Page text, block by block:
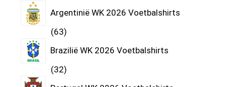
Argentinië WK 2026 Voetbalshirts
63
Brazilië WK 2026 Voetbalshirts
32